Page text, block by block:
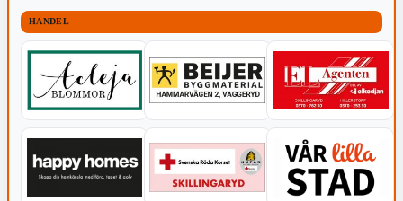
HANDEL